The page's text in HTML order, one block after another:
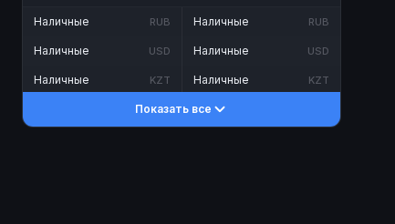
Наличные RUB
Наличные USD
Наличные KZT
Наличные RUB
Наличные USD
Наличные KZT
Показать все